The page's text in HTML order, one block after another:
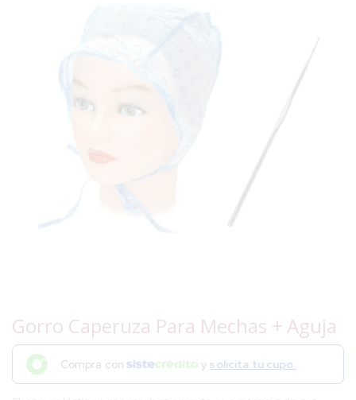
Gorro Caperuza Para Mechas + Aguja
Compra con y solicita tu cupo.